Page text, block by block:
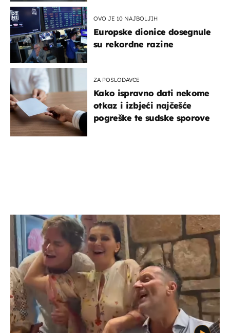
OVO JE 10 NAJBOLJIH
Europske dionice dosegnule
su rekordne razine
ZA POSLODAVCE
Kako ispravno dati nekome
otkaz i izbjeći najčešće
pogreške te sudske sporove